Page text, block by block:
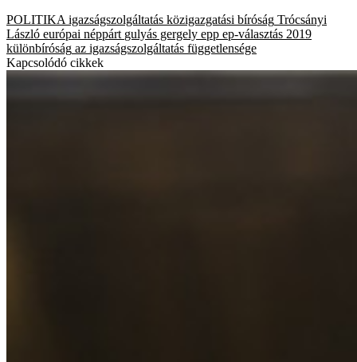
POLITIKA igazságszolgáltatás közigazgatási bíróság Trócsányi
László európai néppárt gulyás gergely epp ep-választás 2019
különbíróság az igazságszolgáltatás függetlensége
Kapcsolódó cikkek